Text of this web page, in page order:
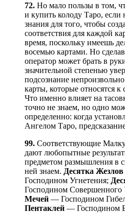
72. Но мало пользы в том,
и купить колоду Таро, если
знания для того, чтобы
соответствия для каждой
время, поскольку имеешь
восемью картами. Но
оператор может брать в
значительной степенью
подсознание
карты, которые относятся
Что именно влияет на
точно не знаем, но одно
определенно: когда
Ангелом Таро,
99. Соответствующие
дают любопытные
предметом размышления в
ней знаем. Десятка Жезлов
Господином Угнетения;
Господином Совершенного
Мечей — Господином
Пентаклей — Господином